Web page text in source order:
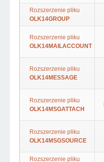
Rozszerzenie pliku
OLK14GROUP
Rozszerzenie pliku
OLK14MAILACCOUNT
Rozszerzenie pliku
OLK14MESSAGE
Rozszerzenie pliku
OLK14MSGATTACH
Rozszerzenie pliku
OLK14MSGSOURCE
Rozszerzenie pliku